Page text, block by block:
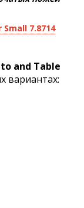
Small 7.8714
and Table
вариантах: